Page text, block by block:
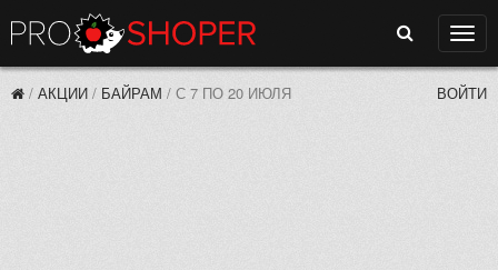
Поиск
/ АКЦИИ / БАЙРАМ / С 7 ПО 20 ИЮЛЯ ВОЙТИ